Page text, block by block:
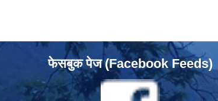
फेसबुक पेज (Facebook Feeds)